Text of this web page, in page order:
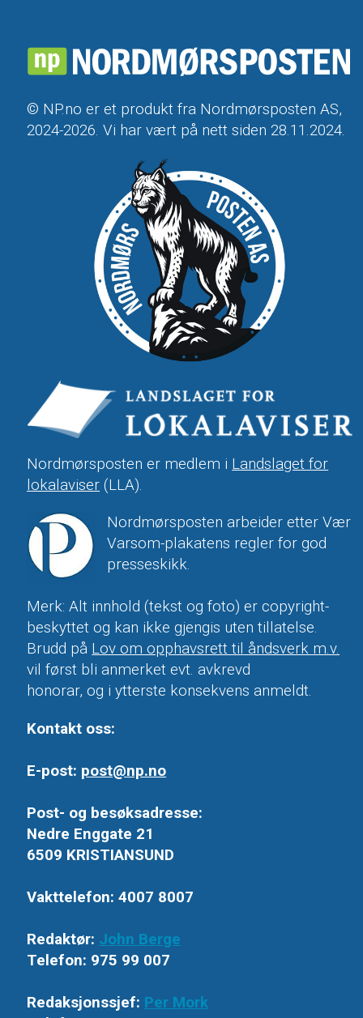
© NP.no er et produkt fra Nordmørsposten AS,
2024-2026. Vi har vært på nett siden 28.11.2024.
Nordmørsposten er medlem i Landslaget for
lokalaviser (LLA).
Nordmørsposten arbeider etter Vær
Varsom-plakatens regler for god
presseskikk.
Merk: Alt innhold (tekst og foto) er copyright-
beskyttet og kan ikke gjengis uten tillatelse.
Brudd på Lov om opphavsrett til åndsverk m.v.
vil først bli anmerket evt. avkrevd
honorar, og i ytterste konsekvens anmeldt.
Kontakt oss:
E-post: post@np.no
Post- og besøksadresse:
Nedre Enggate 21
6509 KRISTIANSUND
Vakttelefon: 4007 8007
Redaktør: John Berge
Telefon: 975 99 007
Redaksjonssjef: Per Mork